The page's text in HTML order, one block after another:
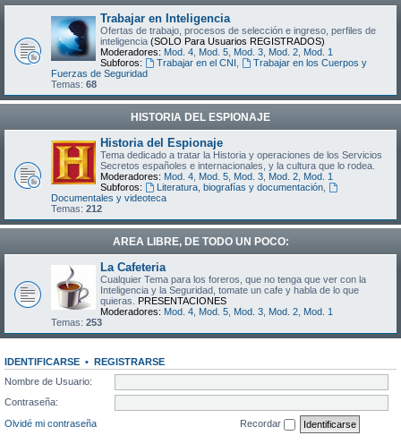
Trabajar en Inteligencia
Ofertas de trabajo, procesos de selección e ingreso, perfiles de
inteligencia (SOLO Para Usuarios REGISTRADOS)
Moderadores: Mod. 4 Mod. 5 Mod. 3 Mod. 2 Mod. 1
Subforos:
Trabajar en el CNI
Trabajar en los Cuerpos y
Fuerzas de Seguridad
Temas: 68
HISTORIA DEL ESPIONAJE
Historia del Espionaje
Tema dedicado a tratar la Historia y operaciones de los Servicios
Secretos españoles e internacionales, y la cultura que lo rodea.
Moderadores: Mod. 4 Mod. 5 Mod. 3 Mod. 2 Mod. 1
Subforos:
Literatura, biografías y documentación,
Documentales y videoteca
Temas: 212
AREA LIBRE, DE TODO UN POCO:
La Cafeteria
Cualquier Tema para los foreros, que no tenga que ver con la
Inteligencia y la Seguridad, tomate un cafe y habla de lo que
quieras. PRESENTACIONES
Moderadores: Mod. 4 Mod. 5 Mod. 3 Mod. 2 Mod. 1
Temas: 253
IDENTIFICARSE • REGISTRARSE
Nombre de Usuario:
Contraseña:
Olvidé mi contraseña
Recordar